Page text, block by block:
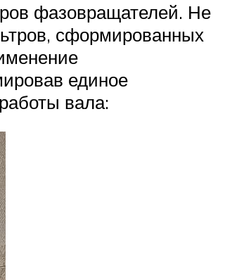
фазовращателей. Не
сформированных
единое
вала: